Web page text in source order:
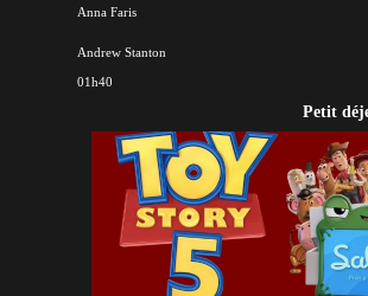
Anna Faris
Andrew Stanton
01h40
Petit